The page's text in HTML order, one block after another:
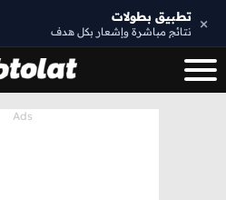
× تطبيق بطولات
نتائج مباشرة وإشعار بكل هدف